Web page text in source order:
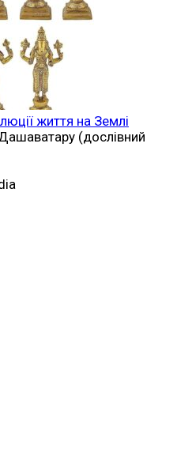
життя на Землі
Дашаватару (дослівний